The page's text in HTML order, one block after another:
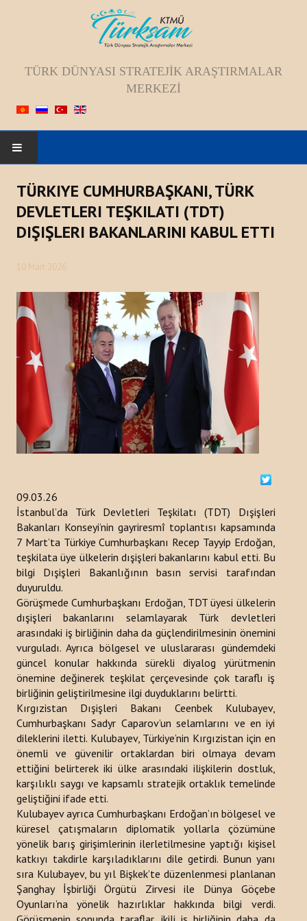
TÜRK DÜNYASI STRATEJIK ARAŞTIRMALAR
MERKEZI
ANASAYFA
HAKKIMIZDA
Tarihçesi
ETKINLIKLER
DUYURULAR
HABERLER
Kazakistan
Türkiye
Türkmenistan
Özbekistan
Azerbaycan
YAYINLAR
Bültenler
Raporlar
Duyurular
Kitaplar
Türk Dünyası Stratejik Araştırmalar Merkezi Analizi
PROJELER
İLETIŞIM
arama...
TÜRKIYE CUMHURBAŞKANI, TÜRK
DEVLETLERI TEŞKILATI (TDT)
DIŞIŞLERI BAKANLARINI KABUL ETTI
10 Mart 2026
09.03.26
İstanbul’da Türk Devletleri Teşkilatı (TDT) Dışişleri
Bakanları Konseyi’nin gayriresmî toplantısı kapsamında
7 Mart’ta Türkiye Cumhurbaşkanı Recep Tayyip Erdoğan,
teşkilata üye ülkelerin dışişleri bakanlarını kabul etti. Bu
bilgi Dışişleri Bakanlığının basın servisi tarafından
duyuruldu.
Görüşmede Cumhurbaşkanı Erdoğan, TDT üyesi ülkelerin
dışişleri bakanlarını selamlayarak Türk devletleri
arasındaki iş birliğinin daha da güçlendirilmesinin önemini
vurguladı. Ayrıca bölgesel ve uluslararası gündemdeki
güncel konular hakkında sürekli diyalog yürütmenin
önemine değinerek teşkilat çerçevesinde çok taraflı iş
birliğinin geliştirilmesine ilgi duyduklarını belirtti.
Kırgızistan Dışişleri Bakanı Ceenbek Kulubayev,
Cumhurbaşkanı Sadyr Caparov’un selamlarını ve en iyi
dileklerini iletti. Kulubayev, Türkiye’nin Kırgızistan için en
önemli ve güvenilir ortaklardan biri olmaya devam
ettiğini belirterek iki ülke arasındaki ilişkilerin dostluk,
karşılıklı saygı ve kapsamlı stratejik ortaklık temelinde
geliştiğini ifade etti.
Kulubayev ayrıca Cumhurbaşkanı Erdoğan’ın bölgesel ve
küresel çatışmaların diplomatik yollarla çözümüne
yönelik barış girişimlerinin ilerletilmesine yaptığı kişisel
katkıyı takdirle karşıladıklarını dile getirdi. Bunun yanı
sıra Kulubayev, bu yıl Bişkek’te düzenlenmesi planlanan
Şanghay İşbirliği Örgütü Zirvesi ile Dünya Göçebe
Oyunları’na yönelik hazırlıklar hakkında bilgi verdi.